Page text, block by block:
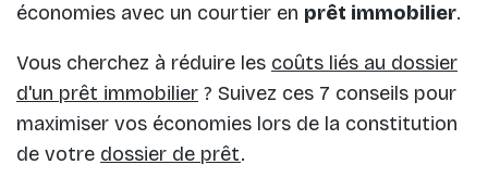
économies avec un courtier en prêt immobilier.
Vous cherchez à réduire les coûts liés au dossier
d'un prêt immobilier ? Suivez ces 7 conseils pour
maximiser vos économies lors de la constitution
de votre dossier de prêt.